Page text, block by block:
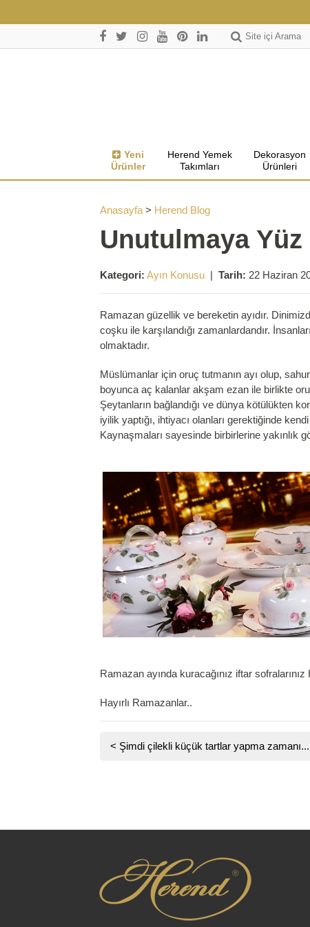
Site içi Arama
Yeni
Ürünler
Herend Yemek
Takımları
Dekorasyon
Ürünleri
Anasayfa > Herend Blog
Unutulmaya
Kategori: Ayın Konusu |Tarih: 22 Haziran
Ramazan güzellik ve bereketin ayıdır.
coşku ile karşılandığı zamanlardandır.
olmaktadır.
Müslümanlar için oruç tutmanın ayı olup,
boyunca aç kalanlar akşam ezan ile birlikte
Şeytanların bağlandığı ve dünya kötülükten
iyilik yaptığı, ihtiyacı olanları gerektiğinde
Kaynaşmaları sayesinde birbirlerine yakınlık
Ramazan ayında kuracağınız iftar
Hayırlı Ramazanlar..
< Şimdi çilekli küçük tartlar yapma zamanı...